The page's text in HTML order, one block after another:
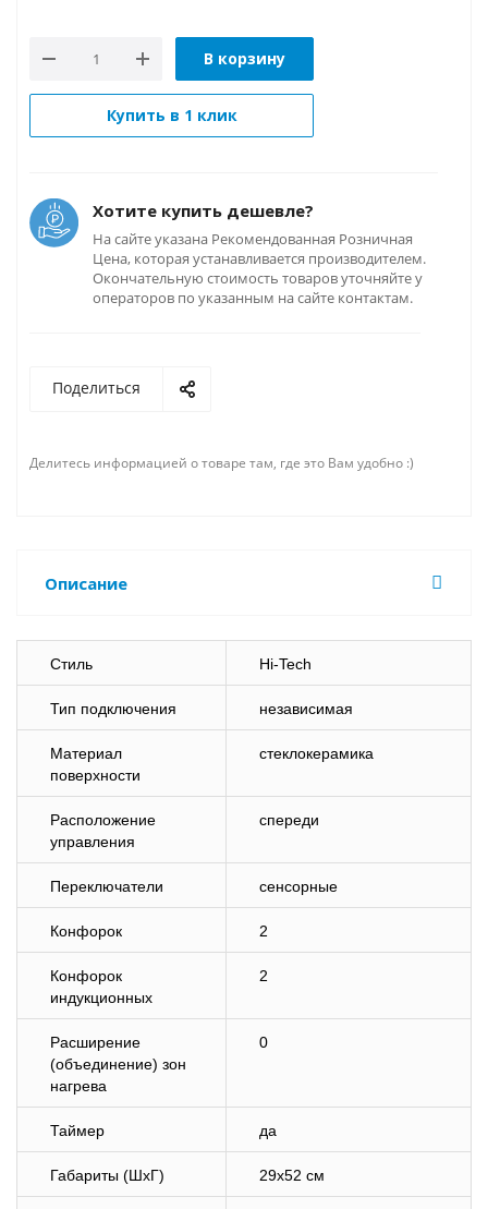
В корзину
Купить в 1 клик
Хотите купить дешевле?
На сайте указана Рекомендованная Розничная
Цена, которая устанавливается производителем.
Окончательную стоимость товаров уточняйте у
операторов по указанным на сайте контактам.
Поделиться
Делитесь информацией о товаре там, где это Вам удобно :)
Описание
Стиль Hi-Tech
Тип подключения независимая
Материал
поверхности
стеклокерамика
Расположение
управления
спереди
Переключатели сенсорные
Конфорок 2
Конфорок
индукционных
2
Расширение
(объединение) зон
нагрева
0
Таймер да
Габариты (ШхГ) 29х52 см